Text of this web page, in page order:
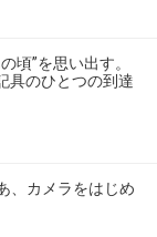
頃”を思い出す。
具のひとつの到達
、カメラをはじめ